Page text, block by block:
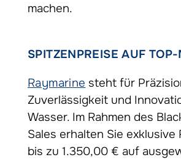
machen.
SPITZENPREISE AUF
Raymarine steht für
Zuverlässigkeit und
Wasser. Im Rahmen des
Sales erhalten Sie exklusive
bis zu 1.350,00 € auf